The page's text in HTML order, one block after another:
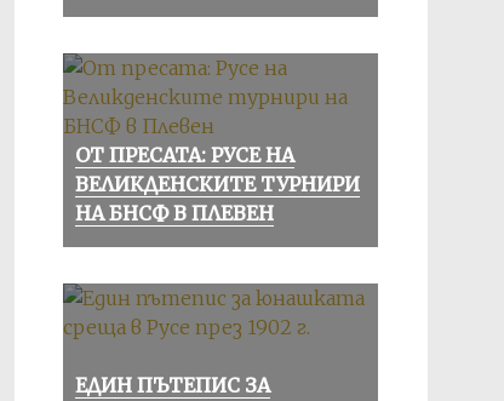
ОТ ПРЕСАТА: РУСЕ НА
ВЕЛИКДЕНСКИТЕ ТУРНИРИ
НА БНСФ В ПЛЕВЕН
ЕДИН ПЪТЕПИС ЗА